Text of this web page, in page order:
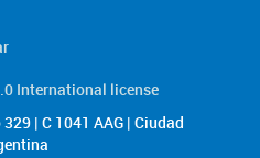
International license
| C 1041 AAG | Ciudad